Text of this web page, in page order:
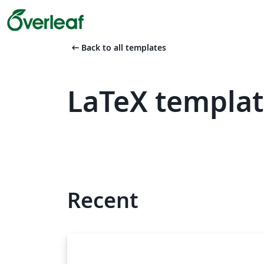
arrow_left_alt Back to all templates
LaTeX
Recent